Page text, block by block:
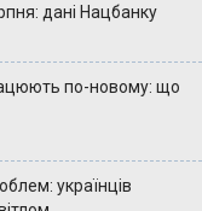
дані Нацбанку
по-новому: що
українців